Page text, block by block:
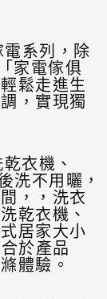
系列，除
家電傢俱
鬆走進生
，實現獨
衣機、
洗不用曬，
，，洗衣
乾衣機、
居家大小
於產品
體驗。